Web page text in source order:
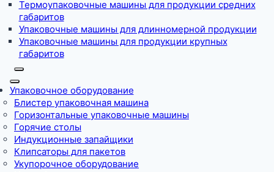
Термоупаковочные машины для продукции средних
габаритов
Упаковочные машины для длинномерной продукции
Упаковочные машины для продукции крупных
габаритов
Упаковочное оборудование
Блистер упаковочная машина
Горизонтальные упаковочные машины
Горячие столы
Индукционные запайщики
Клипсаторы для пакетов
Укупорочное оборудование